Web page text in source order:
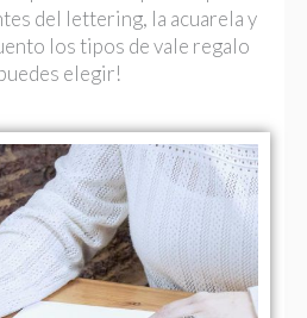
del lettering, la acuarela y
los tipos de vale regalo
elegir!